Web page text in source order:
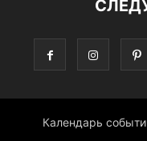
Календарь